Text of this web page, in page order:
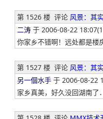
第 1526 楼 评论 风景：其
二涛 于 2006-08-22
你家乡不错啊！远处都是楼
第 1527 楼 评论 风景：其
另一個水手 于 2006-08-22
家乡真美，好久没回湖南了